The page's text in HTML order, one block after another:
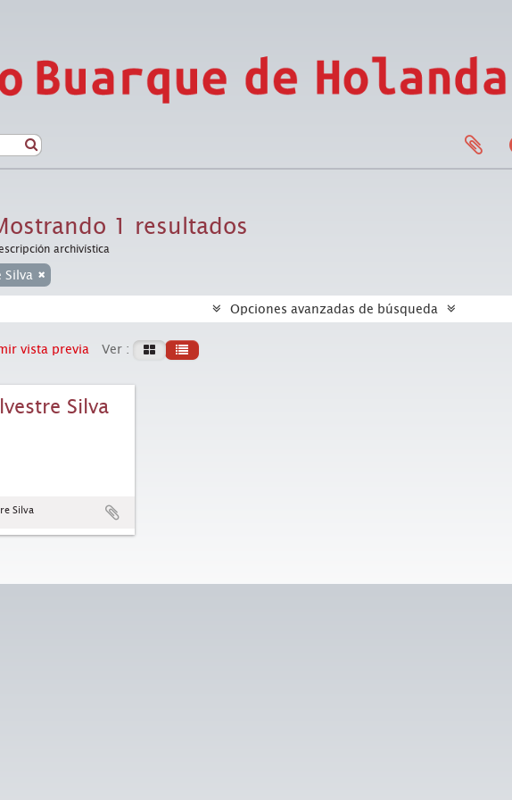
1 resultados
archivística
Silva
Opciones avanzadas de búsqueda
vista previa Ver :
Silva
Silva